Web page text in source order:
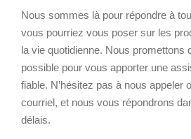
Nous sommes là pour répondre à
vous pourriez vous poser sur les
la vie quotidienne. Nous promettons
possible pour vous apporter une
fiable. N’hésitez pas à nous appeler
courriel, et nous vous répondrons
délais.